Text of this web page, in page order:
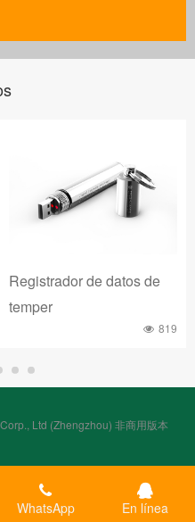
Registrador de datos de
temper
819
Ltd (Zhengzhou) 非商用版本
WhatsApp En línea